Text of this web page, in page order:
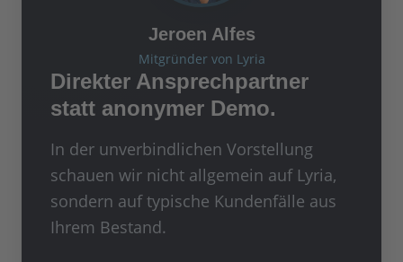
Jeroen Alfes
Mitgründer von Lyria
Direkter Ansprechpartner
statt anonymer Demo.
In der unverbindlichen Vorstellung
schauen wir nicht allgemein auf Lyria,
sondern auf typische Kundenfälle aus
Ihrem Bestand.